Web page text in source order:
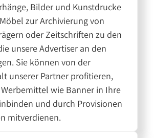
Bilder und Kunstdrucke
zur Archivierung von
oder Zeitschriften zu den
unsere Advertiser an den
Sie können von der
unserer Partner profitieren,
wie Banner in Ihre
und durch Provisionen
mitverdienen.